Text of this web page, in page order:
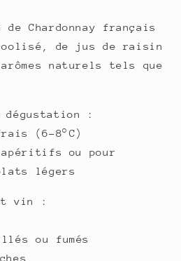
de Chardonnay français
de jus de raisin
naturels tels que
dégustation :
(6-8°C)
ou pour
plats légers
et vin :
ou fumés